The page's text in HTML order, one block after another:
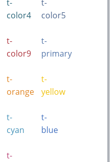
t-
color4
t-
color5
t-
color9
t-
primary
t-
orange
t-
yellow
t-
cyan
t-
blue
t-